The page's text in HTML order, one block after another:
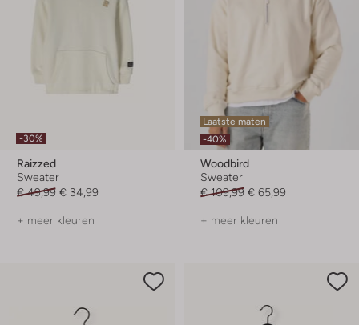
-30%
Raizzed
Sweater
€ 49,99 € 34,99
+ meer kleuren
Laatste maten
-40%
Woodbird
Sweater
€ 109,99 € 65,99
+ meer kleuren